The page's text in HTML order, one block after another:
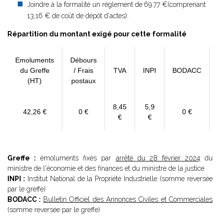
Joindre à la formalité un règlement de 69.77 €(comprenant
13,16 € de coût de dépôt d'actes).
Répartition du montant exigé pour cette formalité
Emoluments
du Greffe
(HT)
Débours
/ Frais
postaux
TVA INPI BODACC
42,26 € 0 €
8,45
€
5,9
€
0 €
Greffe : émoluments fixés par arrêté du 28 février 2024 du
ministre de l'économie et des finances et du ministre de la justice
INPI : Institut National de la Propriété Industrielle (somme reversée
par le greffe)
BODACC : Bulletin Officiel des Annonces Civiles et Commerciales
(somme reversée par le greffe)